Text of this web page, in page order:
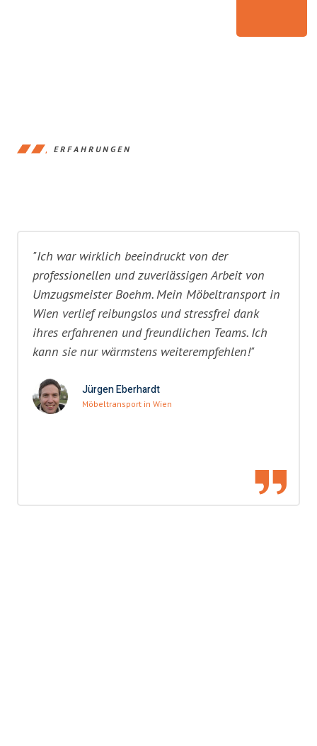
ERFAHRUNGEN
"Ich war wirklich beeindruckt von der
professionellen und zuverlässigen Arbeit von
Umzugsmeister Boehm. Mein Möbeltransport in
Wien verlief reibungslos und stressfrei dank
ihres erfahrenen und freundlichen Teams. Ich
kann sie nur wärmstens weiterempfehlen!"
Jürgen Eberhardt
Möbeltransport in Wien